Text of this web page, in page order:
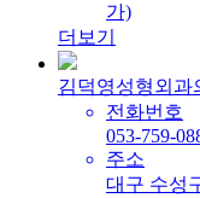
가)
더보기
김덕영성형외과
전화번호
053-759-
주소
대구 수성